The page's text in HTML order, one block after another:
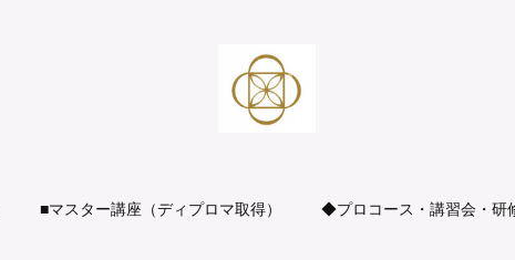
■マスター講座（ディプロマ取得） ◆プロコース・講習会・研